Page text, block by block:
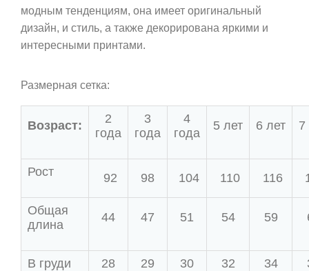
модным тенденциям, она имеет оригинальный
дизайн, и стиль, а также декорирована яркими и
интересными принтами.
Размерная сетка:
Возраст:
2
года
3
года
4
года
5 лет 6 лет 7
Рост 92 98 104 110 116
Общая
длина
44 47 51 54 59
В груди 28 29 30 32 34